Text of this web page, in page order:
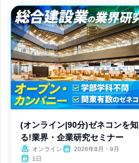
(オンライン|90分)ゼネコンを知
る!業界・企業研究セミナー
オンライン
2026年8月・9月
1日